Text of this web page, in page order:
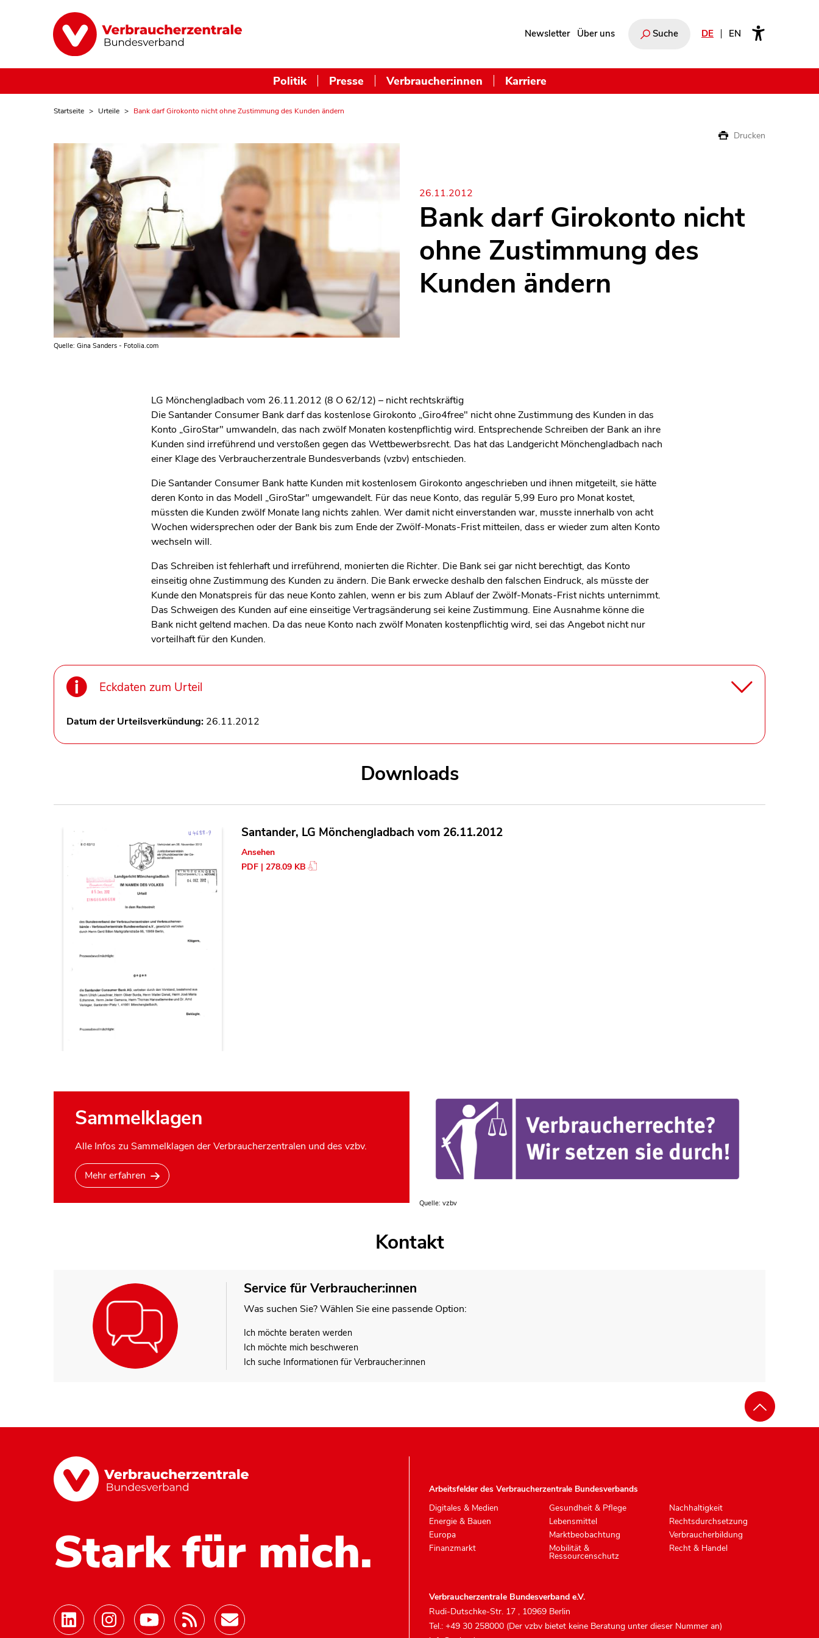
Newsletter Über uns Suche DE EN
Politik Presse Verbraucher:innen Karriere
Startseite Urteile Bank darf Girokonto nicht ohne Zustimmung des Kunden ändern
Drucken
Quelle: Gina Sanders - Fotolia.com
26.11.2012
Bank darf Girokonto nicht
ohne Zustimmung des
Kunden ändern
LG Mönchengladbach vom 26.11.2012 (8 O 62/12) – nicht rechtskräftig
Die Santander Consumer Bank darf das kostenlose Girokonto „Giro4free" nicht ohne Zustimmung des Kunden in das
Konto „GiroStar" umwandeln, das nach zwölf Monaten kostenpflichtig wird. Entsprechende Schreiben der Bank an ihre
Kunden sind irreführend und verstoßen gegen das Wettbewerbsrecht. Das hat das Landgericht Mönchengladbach nach
einer Klage des Verbraucherzentrale Bundesverbands (vzbv) entschieden.
Die Santander Consumer Bank hatte Kunden mit kostenlosem Girokonto angeschrieben und ihnen mitgeteilt, sie hätte
deren Konto in das Modell „GiroStar" umgewandelt. Für das neue Konto, das regulär 5,99 Euro pro Monat kostet,
müssten die Kunden zwölf Monate lang nichts zahlen. Wer damit nicht einverstanden war, musste innerhalb von acht
Wochen widersprechen oder der Bank bis zum Ende der Zwölf-Monats-Frist mitteilen, dass er wieder zum alten Konto
wechseln will.
Das Schreiben ist fehlerhaft und irreführend, monierten die Richter. Die Bank sei gar nicht berechtigt, das Konto
einseitig ohne Zustimmung des Kunden zu ändern. Die Bank erwecke deshalb den falschen Eindruck, als müsste der
Kunde den Monatspreis für das neue Konto zahlen, wenn er bis zum Ablauf der Zwölf-Monats-Frist nichts unternimmt.
Das Schweigen des Kunden auf eine einseitige Vertragsänderung sei keine Zustimmung. Eine Ausnahme könne die
Bank nicht geltend machen. Da das neue Konto nach zwölf Monaten kostenpflichtig wird, sei das Angebot nicht nur
vorteilhaft für den Kunden.
Eckdaten zum Urteil
Datum der Urteilsverkündung: 26.11.2012
Downloads
Santander, LG Mönchengladbach vom 26.11.2012
Ansehen
PDF | 278.09 KB
Sammelklagen
Alle Infos zu Sammelklagen der Verbraucherzentralen und des vzbv.
Mehr erfahren
Quelle: vzbv
Kontakt
Service für Verbraucher:innen
Was suchen Sie? Wählen Sie eine passende Option:
Ich möchte beraten werden
Ich möchte mich beschweren
Ich suche Informationen für Verbraucher:innen
Stark für mich.
Arbeitsfelder des Verbraucherzentrale Bundesverbands
Digitales & Medien
Energie & Bauen
Europa
Finanzmarkt
Gesundheit & Pflege
Lebensmittel
Marktbeobachtung
Mobilität &
Ressourcenschutz
Nachhaltigkeit
Rechtsdurchsetzung
Verbraucherbildung
Recht & Handel
Verbraucherzentrale Bundesverband e.V.
Rudi-Dutschke-Str. 17 , 10969 Berlin
Tel.: +49 30 258000 (Der vzbv bietet keine Beratung unter dieser Nummer an)